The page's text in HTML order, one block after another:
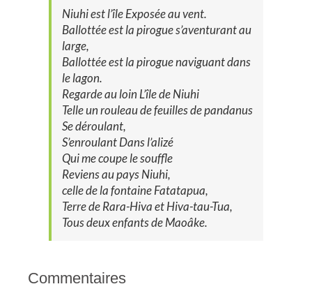
Niuhi est l’île Exposée au vent.
Ballottée est la pirogue s’aventurant au
large,
Ballottée est la pirogue naviguant dans
le lagon.
Regarde au loin L’île de Niuhi
Telle un rouleau de feuilles de pandanus
Se déroulant,
S’enroulant Dans l’alizé
Qui me coupe le souffle
Reviens au pays Niuhi,
celle de la fontaine Fatatapua,
Terre de Rara-Hiva et Hiva-tau-Tua,
Tous deux enfants de Maoâke.
Commentaires